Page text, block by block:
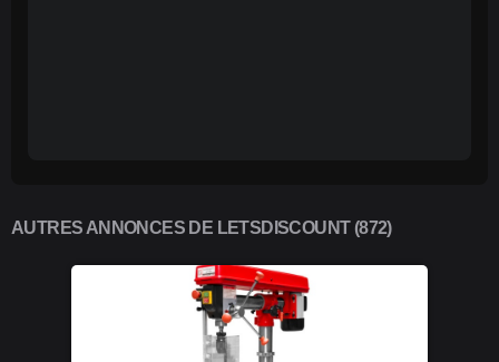
AUTRES ANNONCES DE LETSDISCOUNT (872)